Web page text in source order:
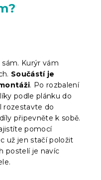
Kurýr vám
Součástí je
. Po rozbalení
podle plánku do
rozestavte do
připevněte k sobě.
pomocí
už jen stačí položit
postelí je navíc